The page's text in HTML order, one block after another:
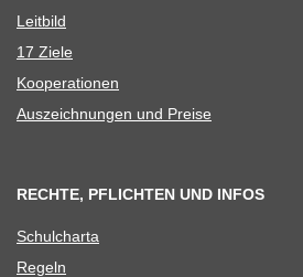
Leit­bild
17 Ziele
Koope­ra­tio­nen
Aus­zeich­nun­gen und Preise
RECHTE, PFLICHTEN UND INFOS
Schul­charta
Regeln